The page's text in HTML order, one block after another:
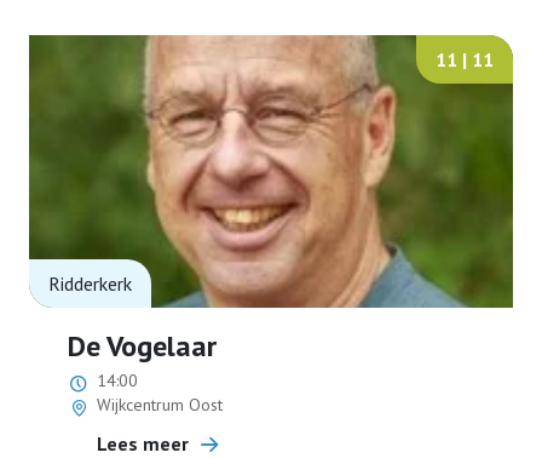
11 | 11
Ridderkerk
De Vogelaar
14:00
Wijkcentrum Oost
Lees meer